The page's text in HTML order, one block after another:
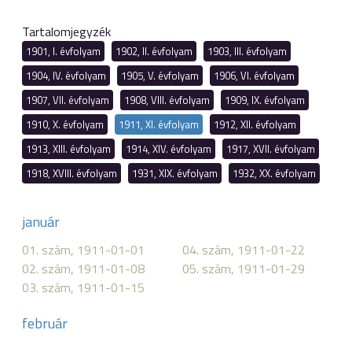
Tartalomjegyzék
1901, I. évfolyam 1902, II. évfolyam
1903, III. évfolyam
1904, IV. évfolyam
1905, V. évfolyam
1906, VI. évfolyam
1907, VII. évfolyam
1908, VIII. évfolyam
1909, IX. évfolyam
1910, X. évfolyam
1911, XI. évfolyam
1912, XII. évfolyam
1913, XIII. évfolyam
1914, XIV. évfolyam
1917, XVII. évfolyam
1918, XVIII. évfolyam
1931, XIX. évfolyam 1932, XX. évfolyam
január
01. szám, 1911-01-01
02. szám, 1911-01-08
03. szám, 1911-01-15
04. szám, 1911-01-22
05. szám, 1911-01-29
február